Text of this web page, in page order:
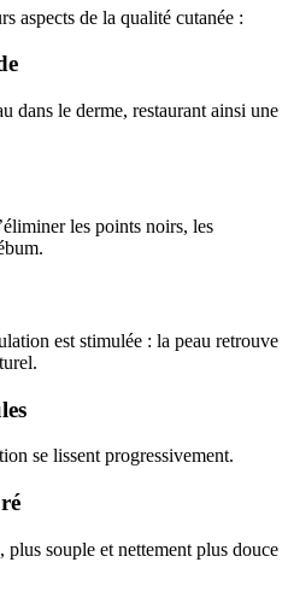
aspects de la qualité cutanée :
dans le derme, restaurant ainsi une
les points noirs, les
est stimulée : la peau retrouve
se lissent progressivement.
souple et nettement plus douce